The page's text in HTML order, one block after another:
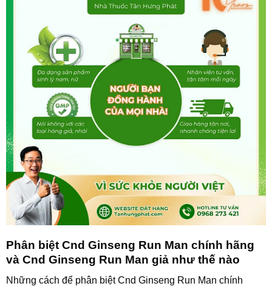
Phân biệt Cnd Ginseng Run Man chính hãng
và Cnd Ginseng Run Man giả như thế nào
Những cách để phân biệt Cnd Ginseng Run Man chính